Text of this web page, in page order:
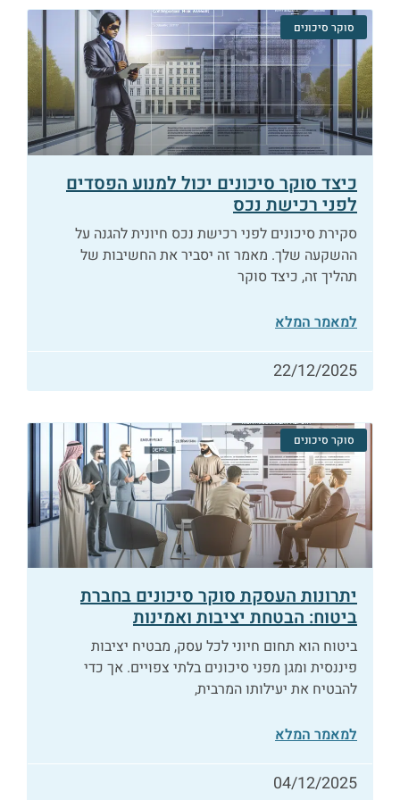
סוקר סיכונים
כיצד סוקר סיכונים יכול למנוע הפסדים
לפני רכישת נכס
סקירת סיכונים לפני רכישת נכס חיונית להגנה על
ההשקעה שלך. מאמר זה יסביר את החשיבות של
תהליך זה, כיצד סוקר
למאמר המלא
22/12/2025
סוקר סיכונים
יתרונות העסקת סוקר סיכונים בחברת
ביטוח: הבטחת יציבות ואמינות
ביטוח הוא תחום חיוני לכל עסק, מבטיח יציבות
פיננסית ומגן מפני סיכונים בלתי צפויים. אך כדי
להבטיח את יעילותו המרבית,
למאמר המלא
04/12/2025